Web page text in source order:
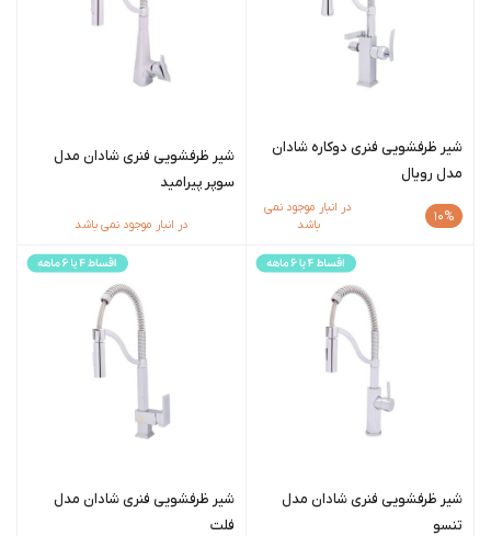
شیر ظرفشويی فنری دوکاره شادان
مدل رویال
10%
در انبار موجود نمی
باشد
شیر ظرفشویی فنری شادان مدل
سوپر پیرامید
در انبار موجود نمی باشد
شیر ظرفشویی فنری شادان مدل
تنسو
شیر ظرفشویی فنری شادان مدل
فلت